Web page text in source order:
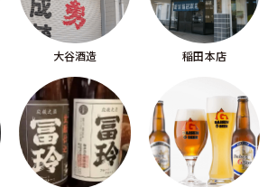
大谷酒造 稲田本店